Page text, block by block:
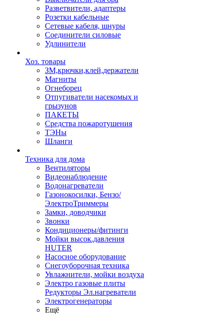
Разветвители, адаптеры
Розетки кабельные
Сетевые кабеля, шнуры
Соединители силовые
Удлинители
Хоз. товары
ЗМ,крючки,клей,держатели
Магниты
Огнеборец
Отпугиватели насекомых и
грызунов
ПАКЕТЫ
Средства пожаротушения
ТЭНы
Шланги
Техника для дома
Вентиляторы
Видеонаблюдение
Водонагреватели
Газонокосилки, Бензо/
ЭлектроТриммеры
Замки, доводчики
Звонки
Кондиционеры/фитинги
Мойки высок.давления
HUTER
Насосное оборудование
Снегоуборочная техника
Увлажнители, мойки воздуха
Электро газовые плиты
Редукторы Эл.нагреватели
Электрогенераторы
Ещё